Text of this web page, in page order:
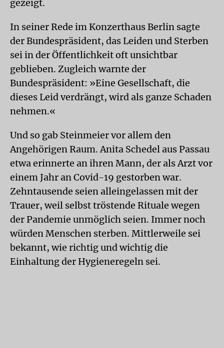
gezeigt.
In seiner Rede im Konzerthaus Berlin sagte
der Bundespräsident, das Leiden und Sterben
sei in der Öffentlichkeit oft unsichtbar
geblieben. Zugleich warnte der
Bundespräsident: »Eine Gesellschaft, die
dieses Leid verdrängt, wird als ganze Schaden
nehmen.«
Und so gab Steinmeier vor allem den
Angehörigen Raum. Anita Schedel aus Passau
etwa erinnerte an ihren Mann, der als Arzt vor
einem Jahr an Covid-19 gestorben war.
Zehntausende seien alleingelassen mit der
Trauer, weil selbst tröstende Rituale wegen
der Pandemie unmöglich seien. Immer noch
würden Menschen sterben. Mittlerweile sei
bekannt, wie richtig und wichtig die
Einhaltung der Hygieneregeln sei.